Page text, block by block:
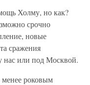
Холму, но как?
срочно
новые
сражения
нас или под Москвой.
менее роковым